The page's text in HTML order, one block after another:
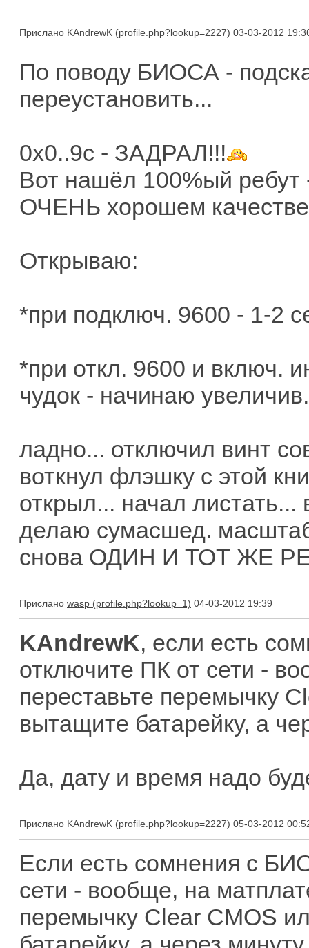
Прислано KAndrewK 03-03-2012
По поводу БИОСА -
переустановить...
0х0..9с - ЗАДРАЛ!!!
Вот нашёл 100%ый ребут
ОЧЕНЬ хорошем
Открываю:
*при подключ. 9600 - 1-2
*при откл. 9600 и включ.
чудок - начинаю
ладно... отключил винт
воткнул флэшку с этой
открыл... начал
делаю сумасшед.
снова ОДИН И ТОТ ЖЕ
Прислано wasp 04-03-2012 19:39
KAndrewK, если есть
отключите ПК от сети -
переставьте перемычку
вытащите батарейку, а
Да, дату и время надо
Прислано KAndrewK 05-03-2012
Eсли есть сомнения с
сети - вообще, на
перемычку Clear CMOS